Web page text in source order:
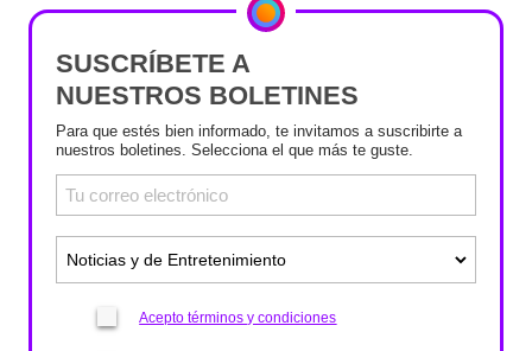
SUSCRÍBETE A
NUESTROS BOLETINES
Para que estés bien informado, te invitamos a suscribirte a
nuestros boletines. Selecciona el que más te guste.
Acepto términos y condiciones